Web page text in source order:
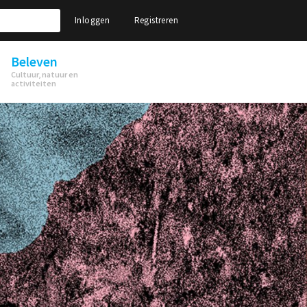
Inloggen Registreren
Beleven
Cultuur, natuur en
activiteiten